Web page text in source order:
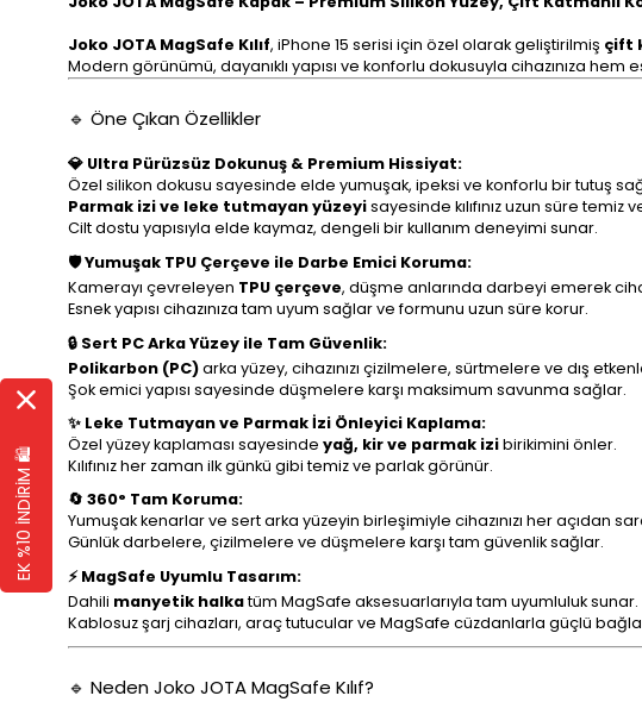
Joko JOTA MagSafe Kılıf, iPhone 15 serisi için özel olarak geliştirilmiş çift
Modern görünümü, dayanıklı yapısı ve konforlu dokusuyla cihazınıza
🔹 Öne Çıkan Özellikler
💎 Ultra Pürüzsüz Dokunuş & Premium Hissiyat:
Özel silikon dokusu sayesinde elde yumuşak, ipeksi ve konforlu bir tutuş
Parmak izi ve leke tutmayan yüzeyisayesinde kılıfınız uzun süre temiz
Cilt dostu yapısıyla elde kaymaz, dengeli bir kullanım deneyimi sunar.
🛡️ Yumuşak TPU Çerçeve ile Darbe Emici Koruma:
Kamerayı çevreleyen TPU çerçeve, düşme anlarında darbeyi emerek
Esnek yapısı cihazınıza tam uyum sağlar ve formunu uzun süre korur.
🔒 Sert PC Arka Yüzey ile Tam Güvenlik:
Polikarbon (PC)arka yüzey, cihazınızı çizilmelere, sürtmelere ve dış
Şok emici yapısı sayesinde düşmelere karşı maksimum savunma sağlar.
✨ Leke Tutmayan ve Parmak İzi Önleyici Kaplama:
Özel yüzey kaplaması sayesinde yağ, kir ve parmak izibirikimini önler.
Kılıfınız her zaman ilk günkü gibi temiz ve parlak görünür.
🔄 360° Tam Koruma:
Yumuşak kenarlar ve sert arka yüzeyin birleşimiyle cihazınızı her açıdan
Günlük darbelere, çizilmelere ve düşmelere karşı tam güvenlik sağlar.
⚡ MagSafe Uyumlu Tasarım:
Dahili manyetik halkatüm MagSafe aksesuarlarıyla tam uyumluluk sunar.
Kablosuz şarj cihazları, araç tutucular ve MagSafe cüzdanlarla güçlü
🔹 Neden Joko JOTA MagSafe Kılıf?
EK %10 İNDİRİM 🛍️